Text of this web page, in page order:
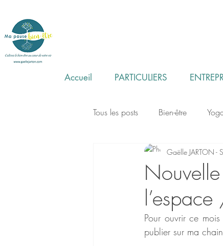
Accueil PARTICULIERS
Tous les posts Bien-être
Révisions Examens Yoga
Yoga Colomiers Atelier &
Gaëlle JARTON -
Pour ouvrir ce
publier sur ma